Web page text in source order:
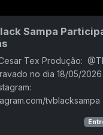
Sampa
Tex Produção:
no dia 18/05/
tvblacksampa